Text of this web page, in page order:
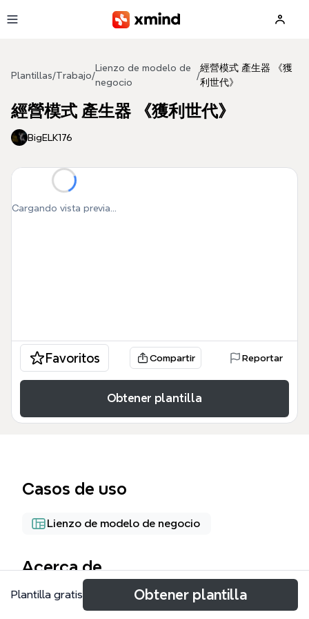
Plantillas/Trabajo/
Lienzo de modelo de
negocio
/
經營模式 產生器 《獲
利世代》
經營模式 產生器 《獲利世代》
BigELK176
Cargando vista previa...
Favoritos Compartir Reportar
Obtener plantilla
Casos de uso
Lienzo de modelo de negocio
Acerca de
《經營模式 產生器 《獲利世代》》是一套以《獲利世
Plantilla gratis Obtener plantilla